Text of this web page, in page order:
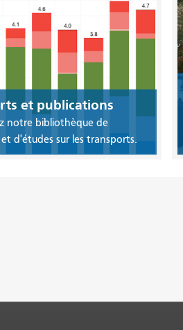
et publications
notre bibliothèque de
d'études sur les transports.